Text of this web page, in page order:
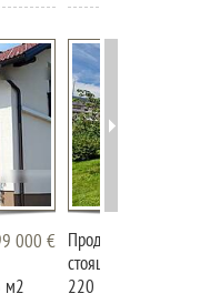
000 €
м2
Продажа, дом,
стоящий: МЕЖИЦА,
220 м2